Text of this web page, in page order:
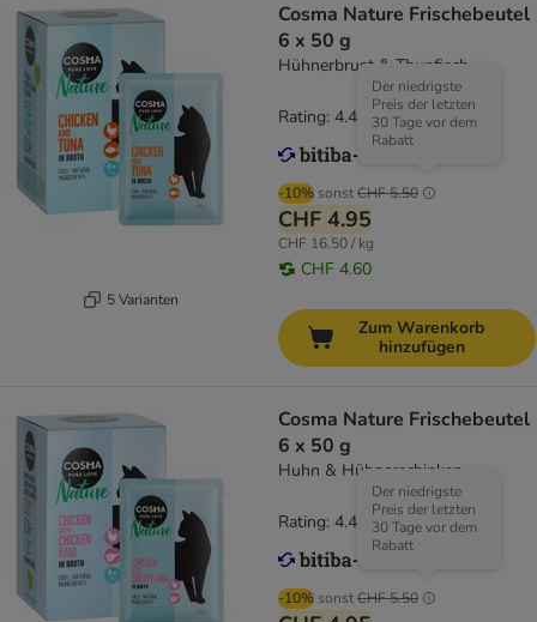
5 Varianten
Cosma Nature Frischebeutel
6 x 50 g
Hühnerbrust & Thunfisch
-10% sonstCHF 5.50
Der niedrigste
Preis der letzten
30 Tage vor dem
Rabatt
CHF 4.95
CHF 16.50 / kg
CHF 4.60
Rating: 4.4/5 (17
Zum Warenkorb
hinzufügen
Cosma Nature Frischebeutel
6 x 50 g
Huhn & Hühnerschinken
-10% sonstCHF 5.50
Der niedrigste
Preis der letzten
30 Tage vor dem
Rabatt
Rating: 4.4/5 (17